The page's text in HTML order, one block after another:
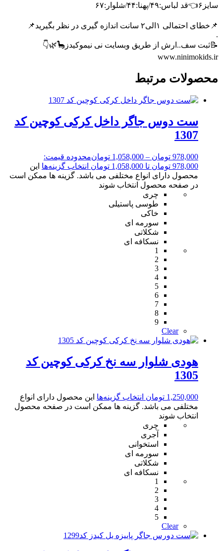
سایز۶👈قد لباس:۴۹/پهنا:۴۴/شلوار:۶۷
📌خطای احتمالی ۱الی۲ سانت اندازه گیری در نظر بگیرید📌
.
📝ثبت سف..ارش از طریق وبسایت نی نیموکیدز🦕🌿👇
www.ninimokids.ir
محصولات مرتبط
ست دوس جاگر داخل کرکی کوچین کد
1307
978,000 تومان –
1,058,000 تومانمحدوده قیمت:
978,000 تومان تا 1,058,000 تومان
انتخاب گزینه‌ها این
محصول دارای انواع مختلفی می باشد. گزینه ها ممکن است
در صفحه محصول انتخاب شوند
چری
طوسی پاستیلی
خاکی
سورمه ای
شکلاتی
نسکافه ای
1
2
3
4
5
6
7
8
9
Clear
هودی شلوار سه نخ کرکی کوچین کد
1305
1,250,000 تومان انتخاب گزینه‌ها این محصول دارای انواع
مختلفی می باشد. گزینه ها ممکن است در صفحه محصول
انتخاب شوند
چری
آجری
استخوانی
سورمه ای
شکلاتی
نسکافه ای
1
2
3
4
5
Clear